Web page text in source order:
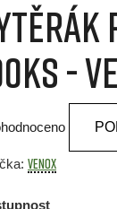
-
Venox